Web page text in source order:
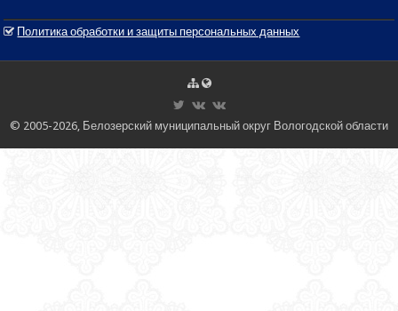
Политика обработки и защиты персональных данных
© 2005-2026, Белозерский муниципальный округ Вологодской области